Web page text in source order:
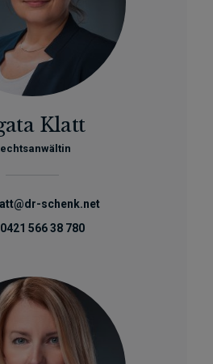
Klatt
schenk.net
0421 566 38 780